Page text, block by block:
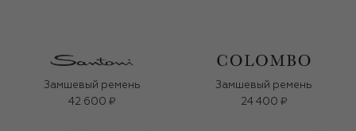
Замшевый ремень
42 600 ₽
Замшевый ремень
24 400 ₽